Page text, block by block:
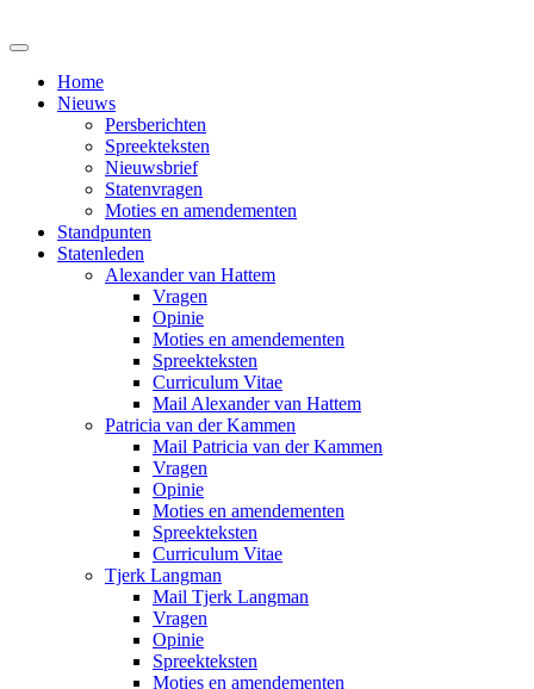
Home
Nieuws
Persberichten
Spreekteksten
Nieuwsbrief
Statenvragen
Moties en amendementen
Standpunten
Statenleden
Alexander van Hattem
Vragen
Opinie
Moties en amendementen
Spreekteksten
Curriculum Vitae
Mail Alexander van Hattem
Patricia van der Kammen
Mail Patricia van der Kammen
Vragen
Opinie
Moties en amendementen
Spreekteksten
Curriculum Vitae
Tjerk Langman
Mail Tjerk Langman
Vragen
Opinie
Spreekteksten
Moties en amendementen